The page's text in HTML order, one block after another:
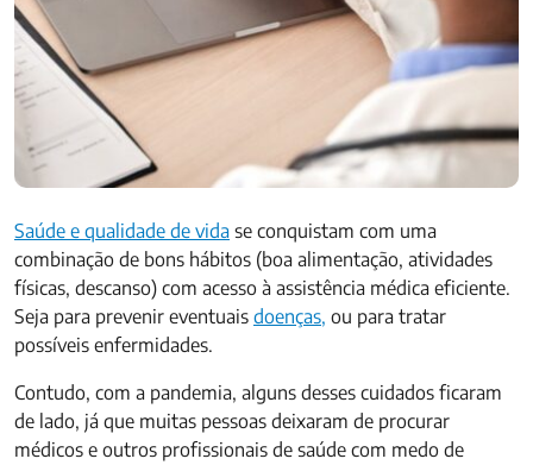
Saúde e qualidade de vida se conquistam com uma
combinação de bons hábitos (boa alimentação, atividades
físicas, descanso) com acesso à assistência médica eficiente.
Seja para prevenir eventuais doenças, ou para tratar
possíveis enfermidades.
Contudo, com a pandemia, alguns desses cuidados ficaram
de lado, já que muitas pessoas deixaram de procurar
médicos e outros profissionais de saúde com medo de